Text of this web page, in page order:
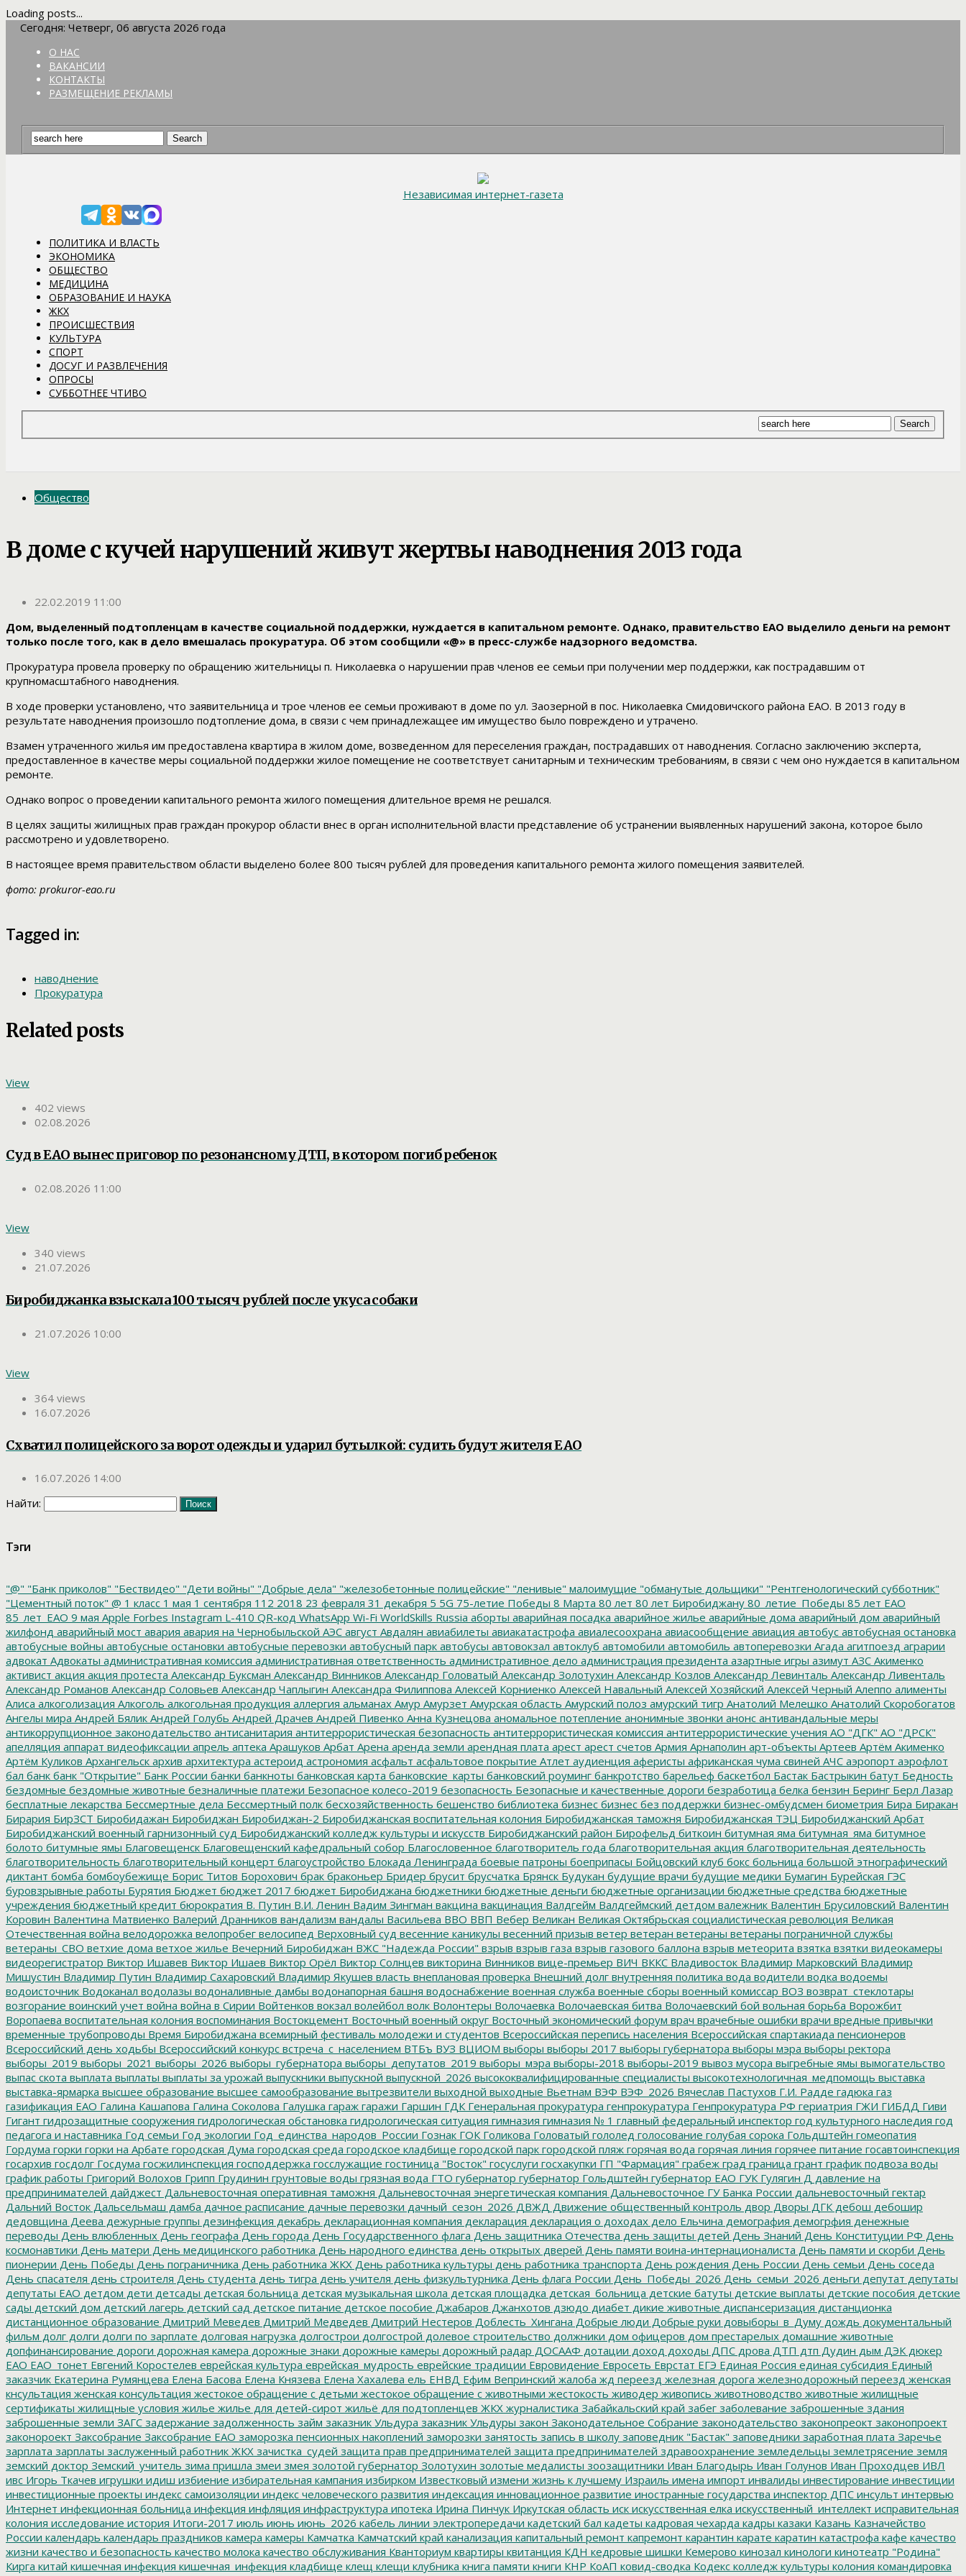
Loading posts...
Сегодня: Четверг, 06 августа 2026 года
О НАС
ВАКАНСИИ
КОНТАКТЫ
РАЗМЕЩЕНИЕ РЕКЛАМЫ
Независимая интернет-газета
ПОЛИТИКА И ВЛАСТЬ
ЭКОНОМИКА
ОБЩЕСТВО
МЕДИЦИНА
ОБРАЗОВАНИЕ И НАУКА
ЖКХ
ПРОИСШЕСТВИЯ
КУЛЬТУРА
СПОРТ
ДОСУГ И РАЗВЛЕЧЕНИЯ
ОПРОСЫ
СУББОТНЕЕ ЧТИВО
Общество
В доме с кучей нарушений живут жертвы наводнения 2013 года
22.02.2019 11:00
Дом, выделенный подтопленцам в качестве социальной поддержки, нуждается в капитальном ремонте. Однако, правительство ЕАО выделило деньги на ремонт
только после того, как в дело вмешалась прокуратура. Об этом сообщили «@» в пресс-службе надзорного ведомства.
Прокуратура провела проверку по обращению жительницы п. Николаевка о нарушении прав членов ее семьи при получении мер поддержки, как пострадавшим от
крупномасштабного наводнения.
В ходе проверки установлено, что заявительница и трое членов ее семьи проживают в доме по ул. Заозерной в пос. Николаевка Смидовичского района ЕАО. В 2013 году в
результате наводнения произошло подтопление дома, в связи с чем принадлежащее им имущество было повреждено и утрачено.
Взамен утраченного жилья им предоставлена квартира в жилом доме, возведенном для переселения граждан, пострадавших от наводнения. Согласно заключению эксперта,
предоставленное в качестве меры социальной поддержки жилое помещение не соответствует санитарным и техническим требованиям, в связи с чем оно нуждается в капитальном
ремонте.
Однако вопрос о проведении капитального ремонта жилого помещения длительное время не решался.
В целях защиты жилищных прав граждан прокурор области внес в орган исполнительной власти представление об устранении выявленных нарушений закона, которое было
рассмотрено и удовлетворено.
В настоящее время правительством области выделено более 800 тысяч рублей для проведения капитального ремонта жилого помещения заявителей.
фото: prokuror-eao.ru
Tagged in:
наводнение
Прокуратура
Related posts
View
402 views
02.08.2026
Суд в ЕАО вынес приговор по резонансному ДТП, в котором погиб ребенок
02.08.2026 11:00
View
340 views
21.07.2026
Биробиджанка взыскала 100 тысяч рублей после укуса собаки
21.07.2026 10:00
View
364 views
16.07.2026
Схватил полицейского за ворот одежды и ударил бутылкой: судить будут жителя ЕАО
16.07.2026 14:00
Найти:
Тэги
"@" "Банк приколов" "Бествидео" "Дети войны" "Добрые дела" "железобетонные полицейские" "ленивые" малоимущие "обманутые дольщики" "Рентгенологический субботник"
"Цементный поток" @ 1 класс 1 мая 1 сентября 112 2018 23 февраля 31 декабря 5 5G 75-летие Победы 8 Марта 80 лет 80 лет Биробиджану 80_летие_Победы 85 лет ЕАО
85_лет_ЕАО 9 мая Apple Forbes Instagram L-410 QR-код WhatsApp Wi-Fi WorldSkills Russia аборты аварийная посадка аварийное жилье аварийные дома аварийный дом аварийный
жилфонд аварийный мост авария авария на Чернобыльской АЭС август Авдалян авиабилеты авиакатастрофа авиалесоохрана авиасообщение авиация автобус автобусная остановка
автобусные войны автобусные остановки автобусные перевозки автобусный парк автобусы автовокзал автоклуб автомобили автомобиль автоперевозки Агада агитпоезд аграрии
адвокат Адвокаты административная комиссия административная ответственность административное дело администрация президента азартные игры азимут АЗС Акименко
активист акция акция протеста Александр Буксман Александр Винников Александр Головатый Александр Золотухин Александр Козлов Александр Левинталь Александр Ливенталь
Александр Романов Александр Соловьев Александр Чаплыгин Александра Филиппова Алексей Корниенко Алексей Навальный Алексей Хозяйский Алексей Черный Алеппо алименты
Алиса алкоголизация Алкоголь алкогольная продукция аллергия альманах Амур Амурзет Амурская область Амурский полоз амурский тигр Анатолий Мелешко Анатолий Скоробогатов
Ангелы мира Андрей Бялик Андрей Голубь Андрей Драчев Андрей Пивенко Анна Кузнецова аномальное потепление анонимные звонки анонс антивандальные меры
антикоррупционное законодательство антисанитария антитеррористическая безопасность антитеррористическая комиссия антитеррористические учения АО "ДГК" АО "ДРСК"
апелляция аппарат видеофиксации апрель аптека Арашуков Арбат Арена аренда земли арендная плата арест арест счетов Армия Арнаполин арт-объекты Артеев Артём Акименко
Артём Куликов Архангельск архив архитектура астероид астрономия асфальт асфальтовое покрытие Атлет аудиенция аферисты африканская чума свиней АЧС аэропорт аэрофлот
бал банк банк "Открытие" Банк России банки банкноты банковская карта банковские_карты банковский роуминг банкротство барельеф баскетбол Бастак Бастрыкин батут Бедность
бездомные бездомные животные безналичные платежи Безопасное колесо-2019 безопасность Безопасные и качественные дороги безработица белка бензин Беринг Берл Лазар
бесплатные лекарства Бессмертные дела Бессмертный полк бесхозяйственность бешенство библиотека бизнес бизнес без поддержки бизнес-омбудсмен биометрия Бира Биракан
Бирария БирЗСТ Биробидажан Биробиджан Биробиджан-2 Биробиджанская воспитательная колония Биробиджанская таможня Биробиджанская ТЭЦ Биробиджанский Арбат
Биробиджанский военный гарнизонный суд Биробиджанский колледж культуры и искусств Биробиджанский район Бирофельд биткоин битумная яма битумная_яма битумное
болото битумные ямы Благовещенск Благовещенский кафедральный собор Благословенное благотворитель года благотворительная акция благотворительная деятельность
благотворительность благотворительный концерт благоустройство Блокада Ленинграда боевые патроны боеприпасы Бойцовский клуб бокс больница большой этнографический
диктант бомба бомбоубежище Борис Титов Борохович брак браконьер Бридер брусит брусчатка Брянск Будукан будущие врачи будущие медики Бумагин Бурейская ГЭС
буровзрывные работы Бурятия Бюджет бюджет 2017 бюджет Биробиджана бюджетники бюджетные деньги бюджетные организации бюджетные средства бюджетные
учреждения бюджетный кредит бюрократия В. Путин В.И. Ленин Вадим Зингман вакцина вакцинация Валдгейм Валдгеймский детдом валежник Валентин Брусиловский Валентин
Коровин Валентина Матвиенко Валерий Дранников вандализм вандалы Васильева ВВО ВВП Вебер Великан Великая Октябрьская социалистическая революция Великая
Отечественная война велодорожка велопробег велосипед Верховный суд весенние каникулы весенний призыв ветер ветеран ветераны ветераны пограничной службы
ветераны_СВО ветхие дома ветхое жилье Вечерний Биробиджан ВЖС "Надежда России" взрыв взрыв газа взрыв газового баллона взрыв метеорита взятка взятки видеокамеры
видеорегистратор Виктор Ишавев Виктор Ишаев Виктор Орёл Виктор Солнцев викторина Винников вице-премьер ВИЧ ВККС Владивосток Владимир Марковский Владимир
Мишустин Владимир Путин Владимир Сахаровский Владимир Якушев власть внеплановая проверка Внешний долг внутренняя политика вода водители водка водоемы
водоисточник Водоканал водолазы водоналивные дамбы водонапорная башня водоснабжение военная служба военные сборы военный комиссар ВОЗ возврат_стеклотары
возгорание воинский учет война война в Сирии Войтенков вокзал волейбол волк Волонтеры Волочаевка Волочаевская битва Волочаевский бой вольная борьба Ворожбит
Воропаева воспитательная колония воспоминания Востокцемент Восточный военный округ Восточный экономический форум врач врачебные ошибки врачи вредные привычки
временные трубопроводы Время Биробиджана всемирный фестиваль молодежи и студентов Всероссийская перепись населения Всероссийская спартакиада пенсионеров
Всероссийский день ходьбы Всероссийский конкурс встреча_с_населением ВТБъ ВУЗ ВЦИОМ выборы выборы 2017 выборы губернатора выборы мэра выборы ректора
выборы_2019 выборы_2021 выборы_2026 выборы_губернатора выборы_депутатов_2019 выборы_мэра выборы-2018 выборы-2019 вывоз мусора выгребные ямы вымогательство
выпас скота выплата выплаты выплаты за урожай выпускники выпускной выпускной_2026 высококвалифицированные специалисты высокотехнологичная_медпомощь выставка
выставка-ярмарка высшее образование высшее самообразование вытрезвители выходной выходные Вьетнам ВЭФ ВЭФ_2026 Вячеслав Пастухов Г.И. Радде гадюка газ
газификация ЕАО Галина Кашапова Галина Соколова Галушка гараж гаражи Гаршин ГДК Генеральная прокуратура генпрокуратура Генпрокуратура РФ гериатрия ГЖИ ГИБДД Гиви
Гигант гидрозащитные сооружения гидрологическая обстановка гидрологическая ситуация гимназия гимназия № 1 главный федеральный инспектор год культурного наследия год
педагога и наставника Год семьи Год экологии Год_единства_народов_России Гознак ГОК Голикова Головатый гололед голосование голубая сорока Гольдштейн гомеопатия
Гордума горки горки на Арбате городская Дума городская среда городское кладбище городской парк городской пляж горячая вода горячая линия горячее питание госавтоинспекция
госархив госдолг Госдума госжилинспекция господдержка госслужащие гостиница "Восток" госуслуги госхакупки ГП "Фармация" грабеж град граница грант график подвоза воды
график работы Григорий Волохов Грипп Грудинин грунтовые воды грязная вода ГТО губернатор губернатор Гольдштейн губернатор ЕАО ГУК Гулягин Д давление на
предпринимателей дайджест Дальневосточная оперативная таможня Дальневосточная энергетическая компания Дальневосточное ГУ Банка России дальневосточный гектар
Дальний Восток Дальсельмаш дамба дачное расписание дачные перевозки дачный_сезон_2026 ДВЖД Движение общественный контроль двор Дворы ДГК дебош дебошир
дедовщина Деева дежурные группы дезинфекция декабрь декларационная компания декларация декларация о доходах дело Ельчина демография демогрфия денежные
переводы День влюбленных День географа День города День Государственного флага День защитника Отечества день защиты детей День Знаний День Конституции РФ День
космонавтики День матери День медицинского работника День народного единства день открытых дверей День памяти воина-интернационалиста День памяти и скорби День
пионерии День Победы День пограничника День работника ЖКХ День работника культуры день работника транспорта День рождения День России День семьи День соседа
День спасателя день строителя День студента день тигра день учителя день физкультурника День флага России День_Победы_2026 День_семьи_2026 деньги депутат депутаты
депутаты ЕАО детдом дети детсады детская больница детская музыкальная школа детская площадка детская_больница детские батуты детские выплаты детские пособия детские
сады детский дом детский лагерь детский сад детское питание детское пособие Джабаров Джанхотов дзюдо диабет дикие животные диспансеризация дистанционка
дистанционное образование Дмитрий Меведев Дмитрий Медведев Дмитрий Нестеров Доблесть_Хингана Добрые люди Добрые руки довыборы_в_Думу дождь документальный
фильм долг долги долги по зарплате долговая нагрузка долгострои долгострой долевое строительство должники дом офицеров дом престарелых домашние животные
допфинансирование дороги дорожная камера дорожные знаки дорожные камеры дорожный радар ДОСААФ дотации доход доходы ДПС дрова ДТП дтп Дудин дым ДЭК дюкер
ЕАО ЕАО_тонет Евгений Коростелев еврейская культура еврейская_мудрость еврейские традиции Евровидение Евросеть Еврстат ЕГЭ Единая Россия единая субсидия Единый
заказчик Екатерина Румянцева Елена Басова Елена Князева Елена Хахалева ель ЕНВД Ефим Вепринский жалоба жд переезд железная дорога железнодорожный переезд женская
кнсультация женская консультация жестокое обращение с детьми жестокое обращение с животными жестокость живодер живопись животноводство животные жилищные
сертификаты жилищные условия жилье жилье для детей-сирот жильё для подтопленцев ЖКХ журналистика Забайкальский край забег заболевание заброшенные здания
заброшенные земли ЗАГС задержание задолженность займ заказник Ульдура заказник Ульдуры закон Законодательное Собрание законодательство законопреокт законопроект
законороект Заксобрание Заксобрание ЕАО заморозка пенсионных накоплений заморозки занятость запись в школу заповедник "Бастак" заповедники заработная плата Заречье
зарплата зарплаты заслуженный работник ЖКХ зачистка_судей защита прав предпринимателей защита предпринимателей здравоохранение земледельцы землетрясение земля
земский доктор Земский_учитель зима пришла змеи змея золотой губернатор Золотухин золотые медалисты зоозащитники Иван Благодырь Иван Голунов Иван Проходцев ИВЛ
ивс Игорь Ткачев игрушки идиш избиение избирательная кампания избирком Известковый измени жизнь к лучшему Израиль имена импорт инвалиды инвестирование инвестиции
инвестиционные проекты индекс самоизоляции индекс человеческого развития индексация инновационное развитие иностранные государства инспектор ДПС инсульт интервью
Интернет инфекционная больница инфекция инфляция инфраструктура ипотека Ирина Пинчук Иркутская область иск искусственная елка искусственный_интеллект исправительная
колония исследование история Итоги-2017 июль июнь июнь_2026 кабель линии электропередачи кадетский бал кадеты кадровая чехарда кадры казаки Казань Казначейство
России календарь календарь праздников камера камеры Камчатка Камчатский край канализация капитальный ремонт капремонт карантин карате каратин катастрофа кафе качество
жизни качество и безопасность качество молока качество обслуживания Кванториум квартиры квитанция КДН кедровые шишки Кемерово кинозал кинологи кинотеатр "Родина"
Кирга китай кишечная инфекция кишечная_инфекция кладбище клещ клещи клубника книга памяти книги КНР КоАП ковид-сводка Кодекс колледж культуры колония командировка